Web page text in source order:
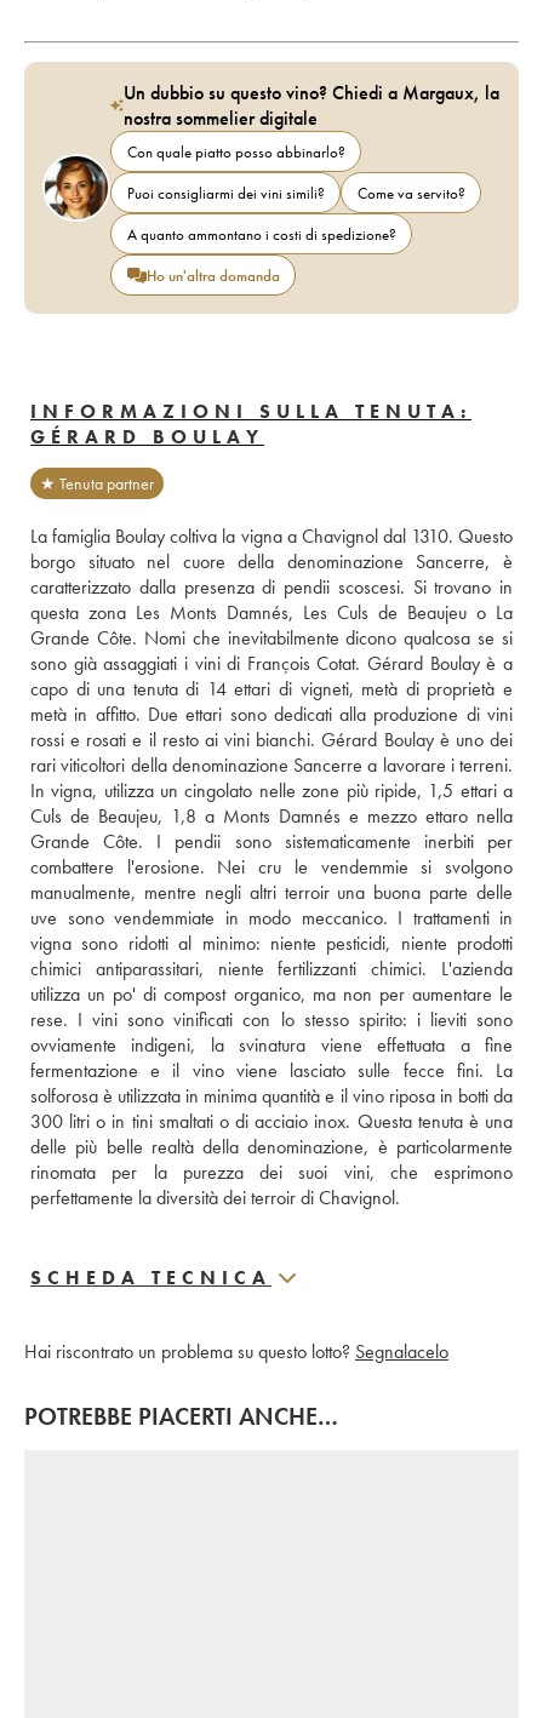
Un dubbio su questo vino? Chiedi a Margaux, la
nostra sommelier digitale
Con quale piatto posso abbinarlo?
Puoi consigliarmi dei vini simili?
Come va servito?
A quanto ammontano i costi di spedizione?
Ho un'altra domanda
INFORMAZIONI SULLA TENUTA:
GÉRARD BOULAY
★ Tenuta partner
La famiglia Boulay coltiva la vigna a Chavignol dal 1310. Questo
borgo situato nel cuore della denominazione Sancerre, è
caratterizzato dalla presenza di pendii scoscesi. Si trovano in
questa zona Les Monts Damnés, Les Culs de Beaujeu o La
Grande Côte. Nomi che inevitabilmente dicono qualcosa se si
sono già assaggiati i vini di François Cotat. Gérard Boulay è a
capo di una tenuta di 14 ettari di vigneti, metà di proprietà e
metà in affitto. Due ettari sono dedicati alla produzione di vini
rossi e rosati e il resto ai vini bianchi. Gérard Boulay è uno dei
rari viticoltori della denominazione Sancerre a lavorare i terreni.
In vigna, utilizza un cingolato nelle zone più ripide, 1,5 ettari a
Culs de Beaujeu, 1,8 a Monts Damnés e mezzo ettaro nella
Grande Côte. I pendii sono sistematicamente inerbiti per
combattere l'erosione. Nei cru le vendemmie si svolgono
manualmente, mentre negli altri terroir una buona parte delle
uve sono vendemmiate in modo meccanico. I trattamenti in
vigna sono ridotti al minimo: niente pesticidi, niente prodotti
chimici antiparassitari, niente fertilizzanti chimici. L'azienda
utilizza un po' di compost organico, ma non per aumentare le
rese. I vini sono vinificati con lo stesso spirito: i lieviti sono
ovviamente indigeni, la svinatura viene effettuata a fine
fermentazione e il vino viene lasciato sulle fecce fini. La
solforosa è utilizzata in minima quantità e il vino riposa in botti da
300 litri o in tini smaltati o di acciaio inox. Questa tenuta è una
delle più belle realtà della denominazione, è particolarmente
rinomata per la purezza dei suoi vini, che esprimono
perfettamente la diversità dei terroir di Chavignol.
SCHEDA TECNICA
Hai riscontrato un problema su questo lotto? Segnalacelo
POTREBBE PIACERTI ANCHE…